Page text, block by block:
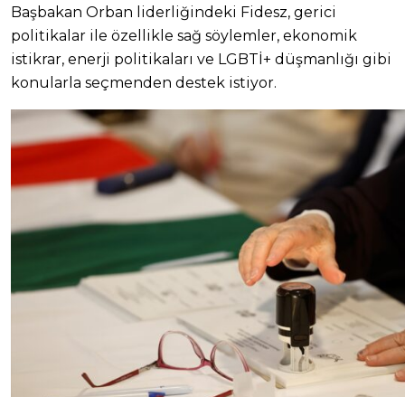
Başbakan Orban liderliğindeki Fidesz, gerici
politikalar ile özellikle sağ söylemler, ekonomik
istikrar, enerji politikaları ve LGBTİ+ düşmanlığı gibi
konularla seçmenden destek istiyor.